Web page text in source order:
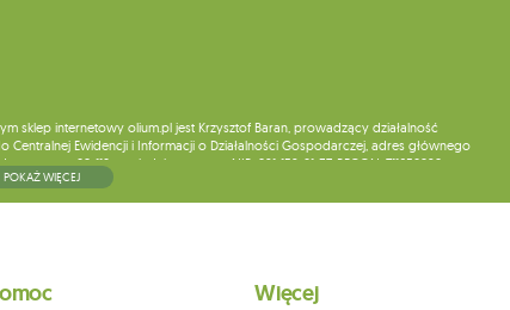
internetowy olium.pl jest Krzysztof Baran, prowadzący działalność
Ewidencji i Informacji o Działalności Gospodarczej, adres głównego
08-110, posiadający numer NIP: 821-152-01-37, REGON: 711650928 .
chwili rezygnacji z subskrypcji.
na adres siedziby.
POKAŻ WIĘCEJ
Więcej